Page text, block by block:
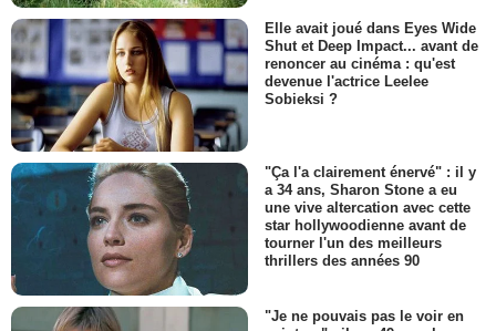
Elle avait joué dans Eyes Wide
Shut et Deep Impact... avant de
renoncer au cinéma : qu'est
devenue l'actrice Leelee
Sobieksi ?
"Ça l'a clairement énervé" : il y
a 34 ans, Sharon Stone a eu
une vive altercation avec cette
star hollywoodienne avant de
tourner l'un des meilleurs
thrillers des années 90
"Je ne pouvais pas le voir en